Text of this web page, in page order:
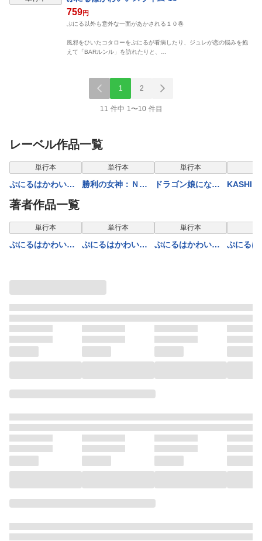
759円
ぷにる以外も意外な一面があかされる１０巻
風邪をひいたコタローをぷにるが看病したり、ジュレが恋の悩みを抱
えて「BARルンル」を訪れたりと、…
1 2
11 件中 1〜10 件目
レーベル作品一覧
単行本
ぷにるはかわいい
スライム 11
単行本
勝利の女神：ＮＩ
単行本
ドラゴン娘になり
KASHI
著者作品一覧
単行本
ぷにるはかわいい
単行本
ぷにるはかわいい
単行本
ぷにるはかわいい
ぷにるは